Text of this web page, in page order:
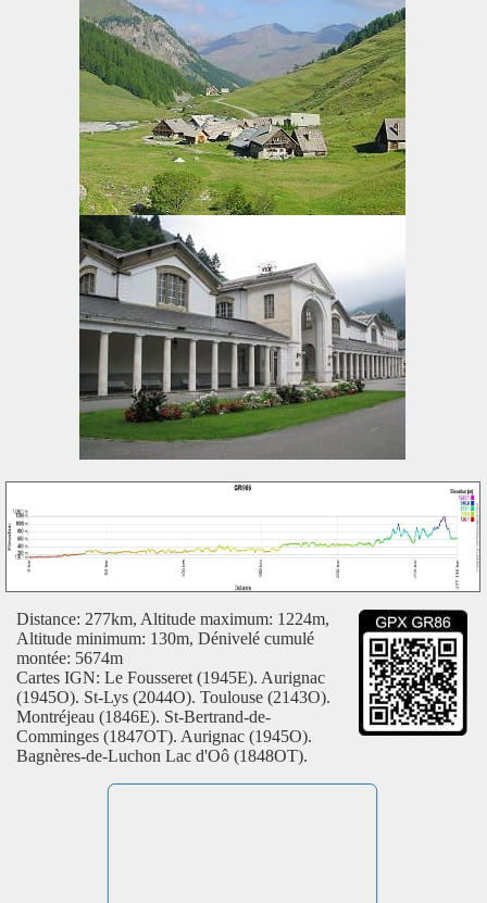
Distance: 277km, Altitude maximum: 1224m,
Altitude minimum: 130m, Dénivelé cumulé
montée: 5674m
Cartes IGN: Le Fousseret (1945E). Aurignac
(1945O). St-Lys (2044O). Toulouse (2143O).
Montréjeau (1846E). St-Bertrand-de-
Comminges (1847OT). Aurignac (1945O).
Bagnères-de-Luchon Lac d'Oô (1848OT).